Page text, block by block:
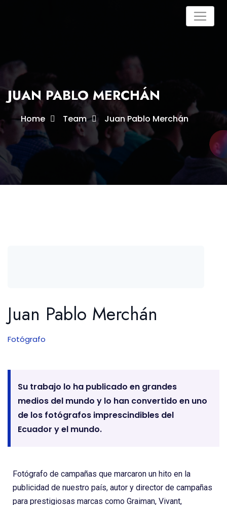
JUAN PABLO MERCHÁN
Home Team Juan Pablo Merchán
Juan Pablo Merchán
Fotógrafo
Su trabajo lo ha publicado en grandes
medios del mundo y lo han convertido en uno
de los fotógrafos imprescindibles del
Ecuador y el mundo.
Fotógrafo de campañas que marcaron un hito en la
publicidad de nuestro país, autor y director de campañas
para prestigiosas marcas como Graiman, Vivant,